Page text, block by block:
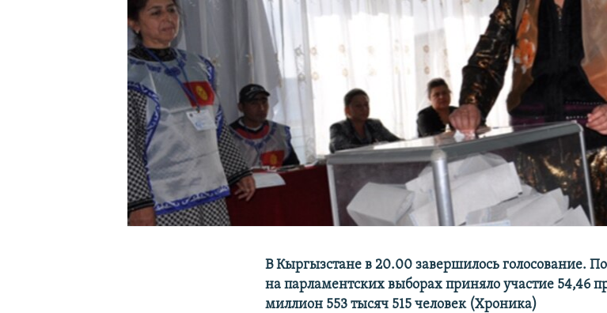
В Кыргызстане в 20.00 завершилось голосование.
на парламентских выборах приняло участие 54,46
миллион 553 тысяч 515 человек (Хроника)